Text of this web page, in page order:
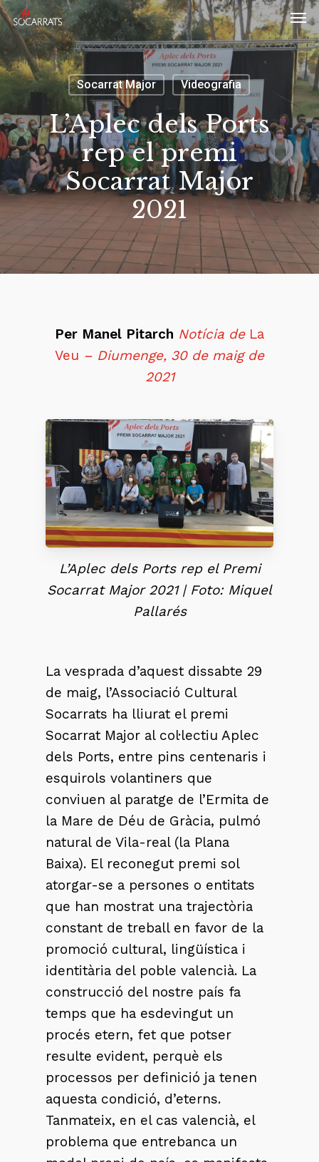
Skip
to
main
content
Socarrat Major Videografia
L’Aplec dels Ports
rep el premi
Socarrat Major
2021
Per Manel Pitarch Notícia deLa
Veu – Diumenge, 30 de maig de
2021
L’Aplec dels Ports rep el Premi
Socarrat Major 2021 | Foto: Miquel
Pallarés
La vesprada d’aquest dissabte 29
de maig, l’Associació Cultural
Socarrats ha lliurat el premi
Socarrat Major al col·lectiu Aplec
dels Ports, entre pins centenaris i
esquirols volantiners que
conviuen al paratge de l’Ermita de
la Mare de Déu de Gràcia, pulmó
natural de Vila-real (la Plana
Baixa). El reconegut premi sol
atorgar-se a persones o entitats
que han mostrat una trajectòria
constant de treball en favor de la
promoció cultural, lingüística i
identitària del poble valencià. La
construcció del nostre país fa
temps que ha esdevingut un
procés etern, fet que potser
resulte evident, perquè els
processos per definició ja tenen
aquesta condició, d’eterns.
Tanmateix, en el cas valencià, el
problema que entrebanca un